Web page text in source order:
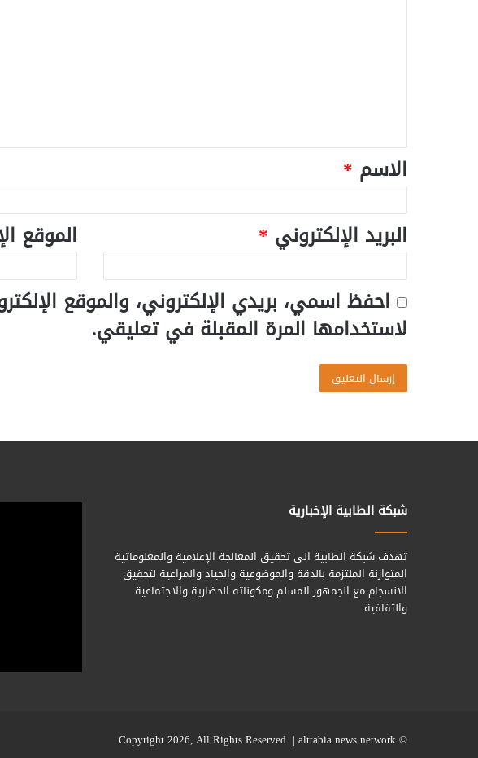
الاسم *
البريد الإلكتروني *
الموقع
احفظ اسمي، بريدي الإلكتروني، والموقع
لاستخدامها المرة المقبلة في تعليقي.
شبكة الطابية الإخبارية
تهدف شبكة الطابية الى تحقيق المعالجة الإعلامية والمعلوماتية
المتوازنة الملتزمة بالدقة والموضوعية والحياد والمراعية لتحقيق
الانسجام مع الجمهور المسلم ومكوناته الحضارية والاجتماعية
والثقافية
© Copyright 2026, All Rights Reserved |
alttabia news network